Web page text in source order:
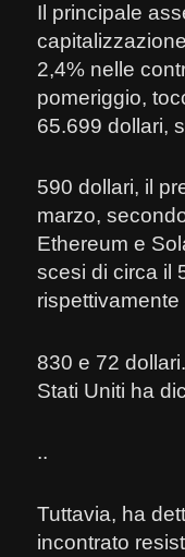
Il principale
2,4% nelle
pomeriggio,
65.699 dollari,
590 dollari, il
marzo,
Ethereum e
scesi di circa il
rispettivamente
830 e 72
Stati Uniti ha
..
Tuttavia, ha
incontrato